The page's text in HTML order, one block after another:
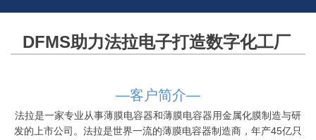
DFMS助力法拉电子打造数字化工厂
—客户简介—
法拉是一家专业从事薄膜电容器和薄膜电容器用金属化膜制造与研
发的上市公司。法拉是世界一流的薄膜电容器制造商，年产45亿只